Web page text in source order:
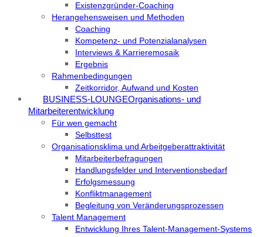
Existenzgründer-Coaching
Herangehensweisen und Methoden
Coaching
Kompetenz- und Potenzialanalysen
Interviews & Karrieremosaik
Ergebnis
Rahmenbedingungen
Zeitkorridor, Aufwand und Kosten
BUSINESS-LOUNGEOrganisations- und
Mitarbeiterentwicklung
Für wen gemacht
Selbsttest
Organisationsklima und Arbeitgeberattraktivität
Mitarbeiterbefragungen
Handlungsfelder und Interventionsbedarf
Erfolgsmessung
Konfliktmanagement
Begleitung von Veränderungsprozessen
Talent Management
Entwicklung Ihres Talent-Management-Systems